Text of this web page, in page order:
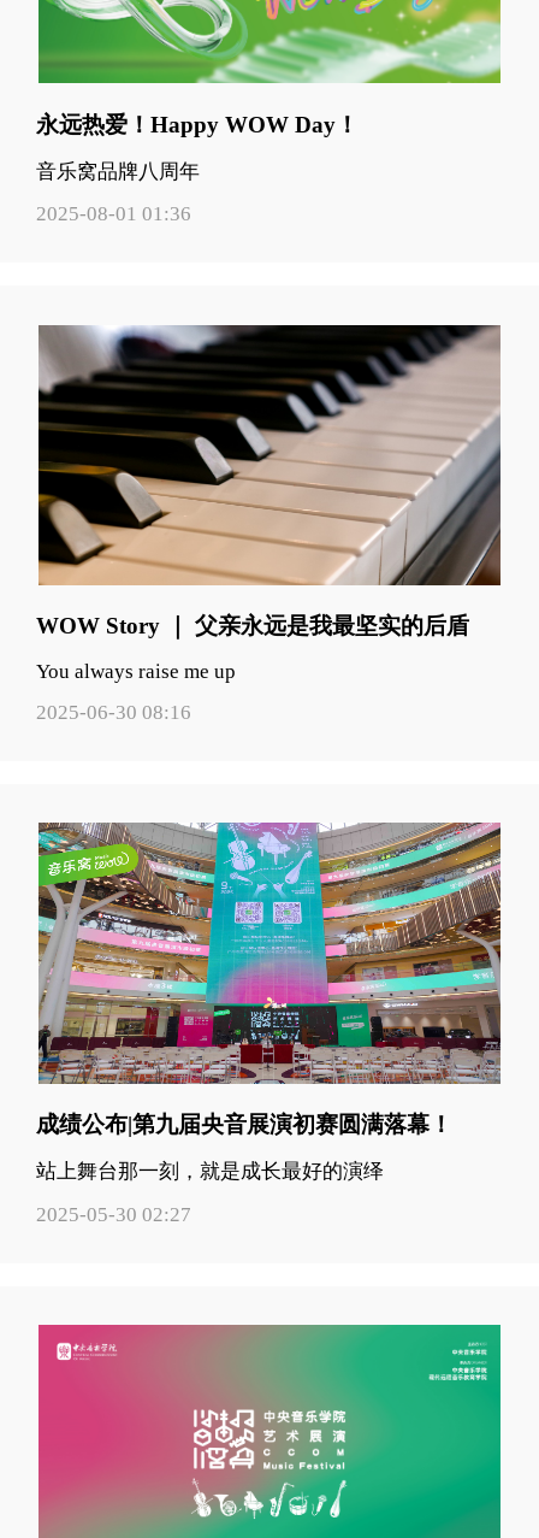
永远热爱！Happy WOW Day！
音乐窝品牌八周年
2025-08-01 01:36
WOW Story ｜ 父亲永远是我最坚实的后盾
You always raise me up
2025-06-30 08:16
成绩公布|第九届央音展演初赛圆满落幕！
站上舞台那一刻，就是成长最好的演绎
2025-05-30 02:27